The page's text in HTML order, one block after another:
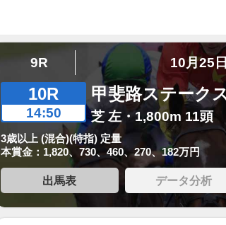
9R 10月25
10R
14:50
甲斐路ステーク
芝 左・1,800m 11頭
3歳以上 (混合)(特指) 定量
本賞金：1,820、730、460、270、182万円
出馬表 データ分析